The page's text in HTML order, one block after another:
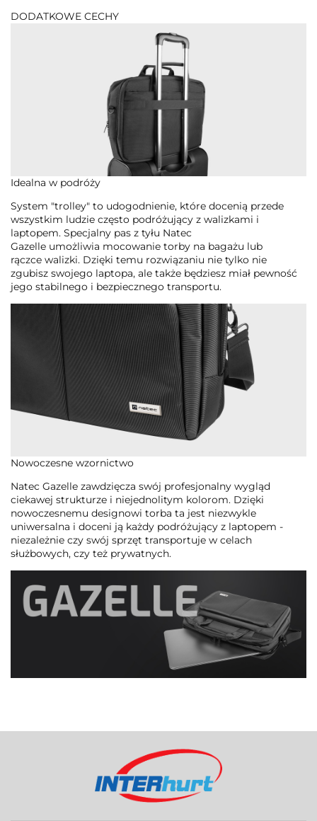
DODATKOWE CECHY
Idealna w podróży
System "trolley" to udogodnienie, które docenią przede
wszystkim ludzie często podróżujący z walizkami i
laptopem. Specjalny pas z tyłu Natec
Gazelle umożliwia mocowanie torby na bagażu lub
rączce walizki. Dzięki temu rozwiązaniu nie tylko nie
zgubisz swojego laptopa, ale także będziesz miał pewność
jego stabilnego i bezpiecznego transportu.
Nowoczesne wzornictwo
Natec Gazelle zawdzięcza swój profesjonalny wygląd
ciekawej strukturze i niejednolitym kolorom. Dzięki
nowoczesnemu designowi torba ta jest niezwykle
uniwersalna i doceni ją każdy podróżujący z laptopem -
niezależnie czy swój sprzęt transportuje w celach
służbowych, czy też prywatnych.